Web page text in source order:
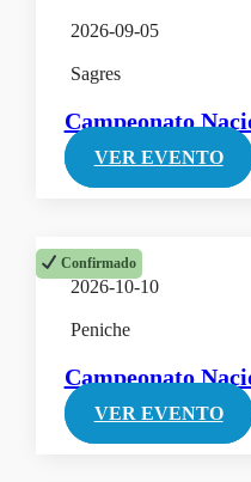
2026-09-05
Sagres
Campeonato
VER EVENTO
Confirmado
2026-10-10
Peniche
Campeonato
VER EVENTO